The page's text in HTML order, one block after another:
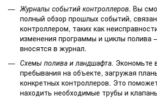
Журналы событий контроллеров. Вы
полный обзор прошлых событий,
контроллером, таких как
изменения программы и циклы полива
вносятся в журнал.
Схемы полива и ландшафта. Экономьте
пребывания на объекте, загружая
конкретных контроллеров. Это
находить необходимые трубы и